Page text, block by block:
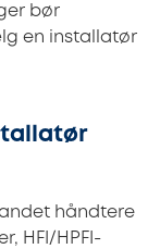
bør
en installatør
håndtere
HFI/HPFI-